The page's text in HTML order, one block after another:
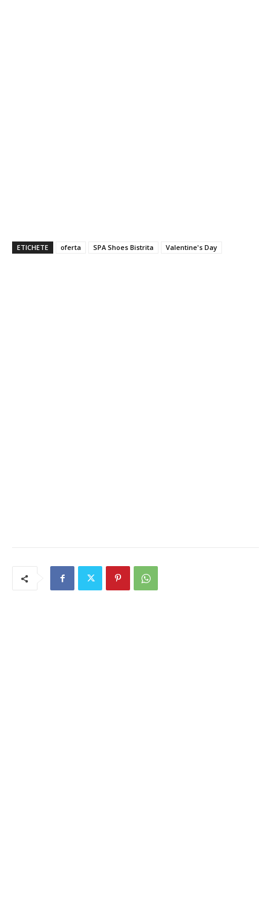
ETICHETE oferta SPA Shoes Bistrita Valentine's Day